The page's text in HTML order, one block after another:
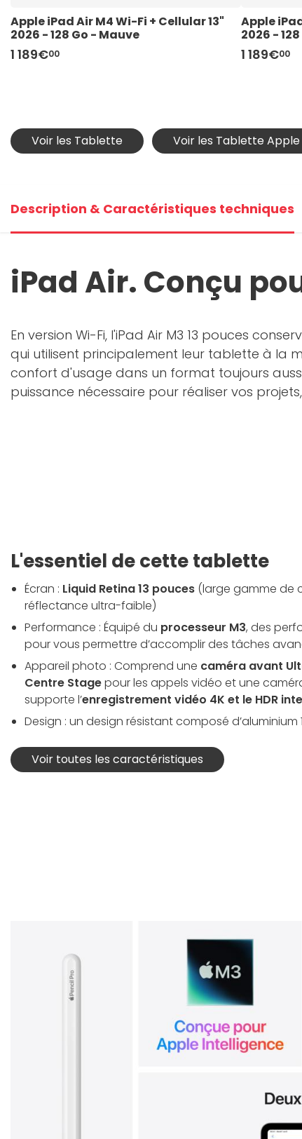
Apple iPad Air M4 Wi-Fi + Cellular 13"
2026 - 128 Go - Mauve
1 189€00
Apple
2026 -
1 189€00
Voir les Tablette Voir les Tablette Apple
Description & Caractéristiques techniques
iPad Air. Conçu
En version Wi-Fi, l'iPad Air M3 13 pouces
qui utilisent principalement leur tablette à la
confort d'usage dans un format toujours
puissance nécessaire pour réaliser vos
L'essentiel de cette tablette
Écran : Liquid Retina 13 pouces (large gamme de
réflectance ultra-faible)
Performance : Équipé du processeur M3, des
pour vous permettre d’accomplir des tâches
Appareil photo : Comprend une caméra avant
Centre Stagepour les appels vidéo et une
supporte l’enregistrement vidéo 4K et le HDR
Design : un design résis­tant composé d’alu­minium
Voir toutes les caractéristiques